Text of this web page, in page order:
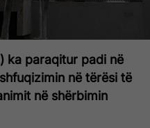
ka paraqitur padi në
në tërësi të
në shërbimin